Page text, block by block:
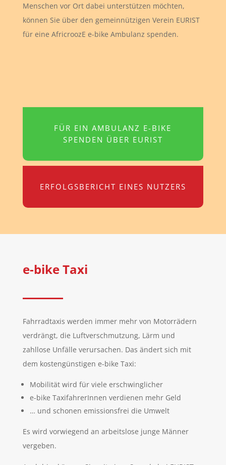
Menschen vor Ort dabei unterstützen möchten,
können Sie über den gemeinnützigen Verein EURIST
für eine AfricroozE e-bike Ambulanz spenden.
FÜR EIN AMBULANZ E-BIKE
SPENDEN ÜBER EURIST
ERFOLGSBERICHT EINES NUTZERS
e-bike Taxi
Fahrradtaxis werden immer mehr von Motorrädern
verdrängt, die Luftverschmutzung, Lärm und
zahllose Unfälle verursachen. Das ändert sich mit
dem kostengünstigen e-bike Taxi:
Mobilität wird für viele erschwinglicher
e-bike TaxifahrerInnen verdienen mehr Geld
… und schonen emissionsfrei die Umwelt
Es wird vorwiegend an arbeitslose junge Männer
vergeben.